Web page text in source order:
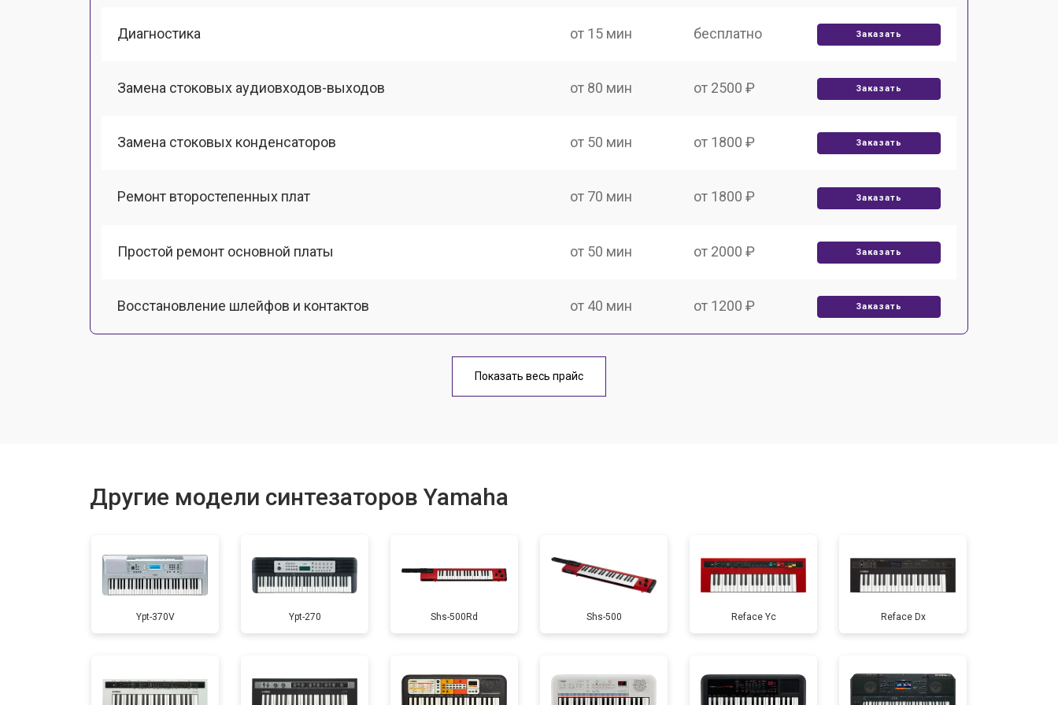
Диагностика от 15 мин бесплатно Заказать
Замена стоковых аудиовходов-выходов от 80 мин от 2500 ₽ Заказать
Замена стоковых конденсаторов от 50 мин от 1800 ₽ Заказать
Ремонт второстепенных плат от 70 мин от 1800 ₽ Заказать
Простой ремонт основной платы от 50 мин от 2000 ₽ Заказать
Восстановление шлейфов и контактов от 40 мин от 1200 ₽ Заказать
Замена токопроводящих резинок механизма клавиш от 60 мин
Ремонт клавиш от 60 мин от 1500 ₽ Заказать
Замена клавиш и уплотнителей от 40 мин от 1000 ₽ Заказать
Чистка и профилактика внутрикорпусная от 50 мин от 1200 ₽ Заказать
Показать весь прайс
Другие модели синтезаторов Yamaha
Ypt-370V Ypt-270 Shs-500Rd Shs-500 Reface Yc Reface Dx